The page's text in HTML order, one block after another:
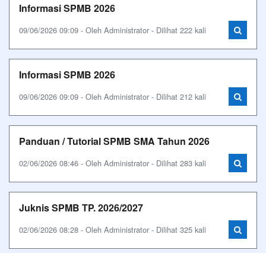
Informasi SPMB 2026
09/06/2026 09:09 - Oleh Administrator - Dilihat 222 kali
Informasi SPMB 2026
09/06/2026 09:09 - Oleh Administrator - Dilihat 212 kali
Panduan / Tutorial SPMB SMA Tahun 2026
02/06/2026 08:46 - Oleh Administrator - Dilihat 283 kali
Juknis SPMB TP. 2026/2027
02/06/2026 08:28 - Oleh Administrator - Dilihat 325 kali